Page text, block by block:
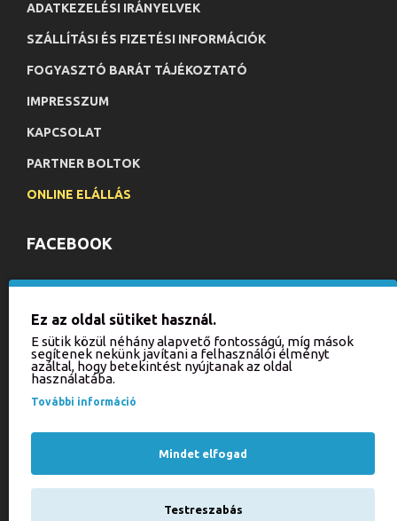
ADATKEZELÉSI IRÁNYELVEK
SZÁLLÍTÁSI ÉS FIZETÉSI INFORMÁCIÓK
FOGYASZTÓ BARÁT TÁJÉKOZTATÓ
IMPRESSZUM
KAPCSOLAT
PARTNER BOLTOK
ONLINE ELÁLLÁS
FACEBOOK
akcióinkról és újdonságainkról!
az alábbi mezőbe!
Ez az oldal sütiket használ.
E sütik közül néhány alapvető fontosságú, míg mások
segítenek nekünk javítani a felhasználói élményt
azáltal, hogy betekintést nyújtanak az oldal
használatába.
További információ
Mindet elfogad
Testreszabás